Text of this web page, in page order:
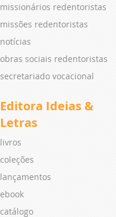
missionários redentoristas
missões redentoristas
notícias
obras sociais redentoristas
secretariado vocacional
Editora Ideias &
Letras
livros
coleções
lançamentos
ebook
catálogo